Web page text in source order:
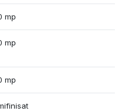
mp
mp
mp